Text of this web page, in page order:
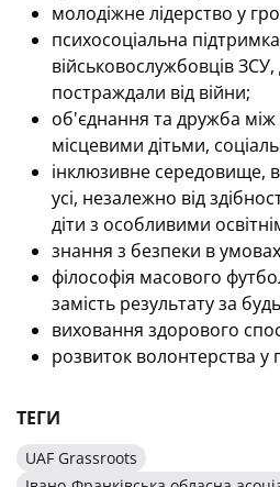
молодіжне лідерство у
психосоціальна
військовослужбовців ЗСУ,
постраждали від війни;
об'єднання та дружба
місцевими дітьми,
інклюзивне середовище,
усі, незалежно від
діти з особливими
знання з безпеки в
філософія масового
замість результату за
виховання здорового
розвиток волонтерства у
ТЕГИ
UAF Grassroots